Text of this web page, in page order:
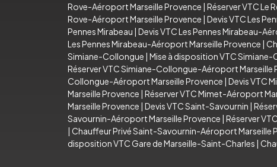
Rove-Aéroport Marseille Provence | Réserver VTC Le
Rove-Aéroport Marseille Provence | Devis VTC Les
Pennes Mirabeau | Devis VTC Les Pennes Mirabeau-
Les Pennes Mirabeau-Aéroport Marseille Provence |
Simiane-Collongue | Mise à disposition VTC
Réserver VTC Simiane-Collongue-Aéroport Marseille
Collongue-Aéroport Marseille Provence | Devis VTC
Marseille Provence | Réserver VTC Mimet-Aéroport
Marseille Provence | Devis VTC Saint-Savournin |
Savournin-Aéroport Marseille Provence | Réserver
| Chauffeur Privé Saint-Savournin-Aéroport Marseille
disposition VTC Gare de Marseille-Saint-Charles |